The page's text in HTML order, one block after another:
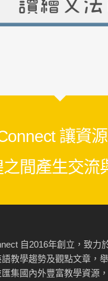
讓資
之間產生交流
自2016年創立，致力
教學趨勢及觀點文章，
集國內外豐富教學資源